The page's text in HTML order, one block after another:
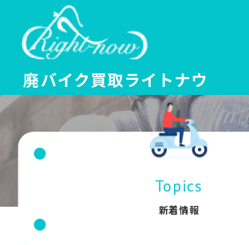
Topics
新着情報